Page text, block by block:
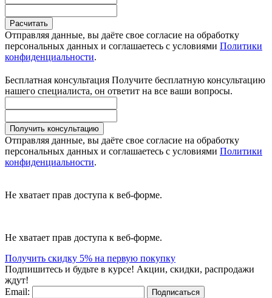
Расчитать
Отправляя данные, вы даёте свое согласие на обработку
персональных данных и соглашаетесь с условиями Политики
конфиденциальности.
Бесплатная консультация Получите бесплатную консультацию
нашего специалиста, он ответит на все ваши вопросы.
Получить консультацию
Отправляя данные, вы даёте свое согласие на обработку
персональных данных и соглашаетесь с условиями Политики
конфиденциальности.
Не хватает прав доступа к веб-форме.
Не хватает прав доступа к веб-форме.
Получить скидку 5% на первую покупку
Подпишитесь и будьте в курсе! Акции, скидки, распродажи
ждут!
Email:
Подписаться